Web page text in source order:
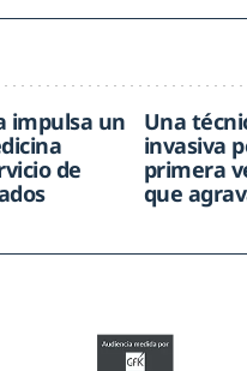
impulsa un
de
Una
invasiva
primera
que